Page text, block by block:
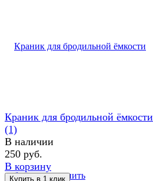
избранное сравнить
Краник для бродильной ёмкости
(1)
В наличии
250 руб.
В корзину